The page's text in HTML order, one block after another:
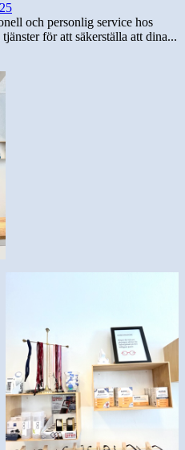
och personlig service hos
för att säkerställa att dina...